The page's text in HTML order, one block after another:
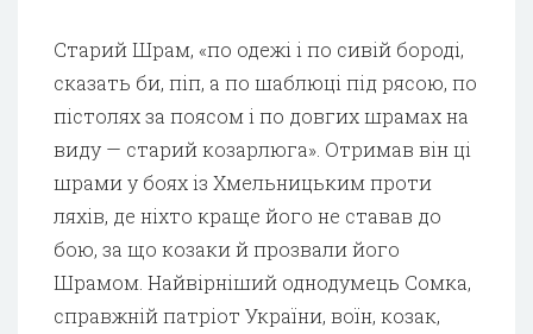
Старий Шрам, «по одежі і по сивій бороді,
сказать би, піп, а по шаблюці під рясою, по
пістолях за поясом і по довгих шрамах на
виду — старий козарлюга». Отримав він ці
шрами у боях із Хмельницьким проти
ляхів, де ніхто краще його не ставав до
бою, за що козаки й прозвали його
Шрамом. Найвірніший однодумець Сомка,
справжній патріот України, воїн, козак,